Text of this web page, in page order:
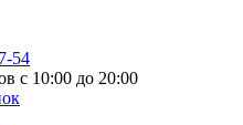
54
с 10:00 до 20:00